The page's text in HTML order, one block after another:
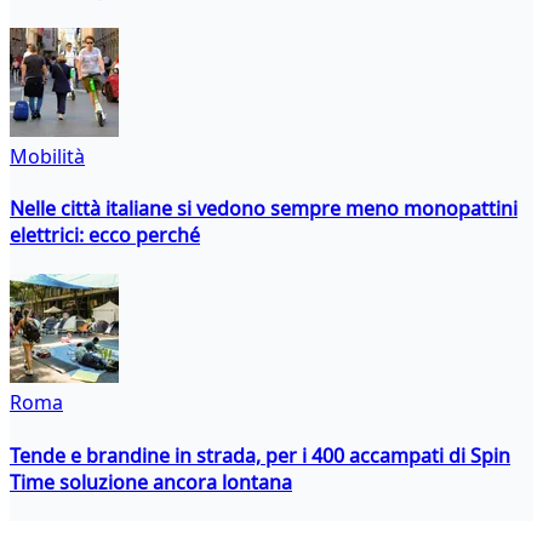
Mobilità
Nelle città italiane si vedono sempre meno monopattini
elettrici: ecco perché
Roma
Tende e brandine in strada, per i 400 accampati di Spin
Time soluzione ancora lontana